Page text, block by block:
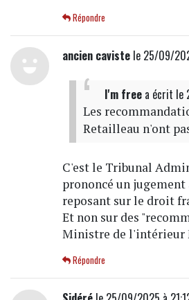
Répondre
ancien cavistele 25/09/
I'm freea écrit le
Les
Retailleau n'ont
C'est le Tribunal
prononcé un
reposant sur le droit
Et non sur des
Ministre de l'intérieur
Répondre